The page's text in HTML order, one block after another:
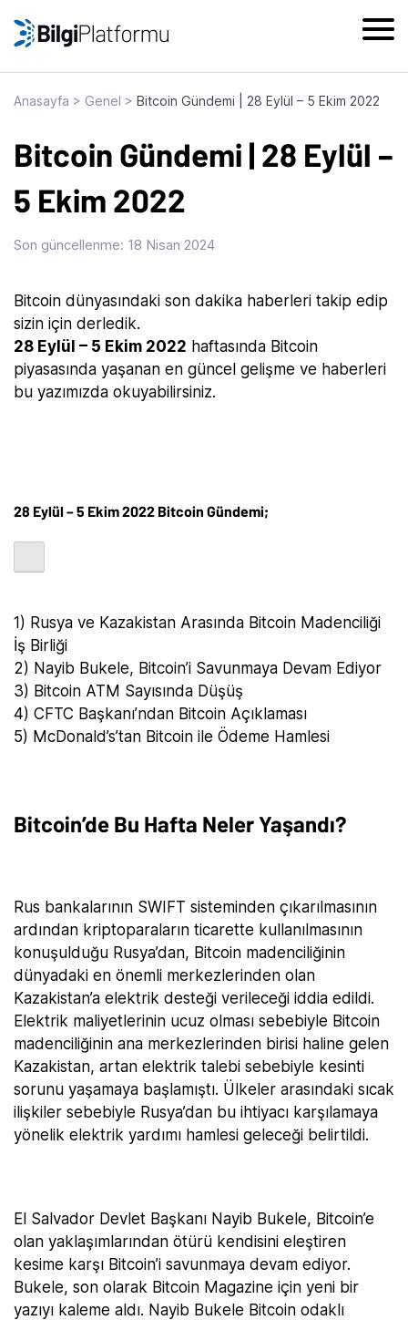
Anasayfa > Genel > Bitcoin Gündemi | 28 Eylül – 5 Ekim 2022
Bitcoin Gündemi | 28 Eylül –
5 Ekim 2022
Son güncellenme: 18 Nisan 2024
Bitcoin dünyasındaki son dakika haberleri takip edip
sizin için derledik.
28 Eylül – 5 Ekim 2022 haftasında Bitcoin
piyasasında yaşanan en güncel gelişme ve haberleri
bu yazımızda okuyabilirsiniz.
28 Eylül – 5 Ekim 2022 Bitcoin Gündemi;
1) Rusya ve Kazakistan Arasında Bitcoin Madenciliği
İş Birliği
2) Nayib Bukele, Bitcoin’i Savunmaya Devam Ediyor
3) Bitcoin ATM Sayısında Düşüş
4) CFTC Başkanı’ndan Bitcoin Açıklaması
5) McDonald’s’tan Bitcoin ile Ödeme Hamlesi
Bitcoin’de Bu Hafta Neler Yaşandı?
Rus bankalarının SWIFT sisteminden çıkarılmasının
ardından kriptoparaların ticarette kullanılmasının
konuşulduğu Rusya’dan, Bitcoin madenciliğinin
dünyadaki en önemli merkezlerinden olan
Kazakistan’a elektrik desteği verileceği iddia edildi.
Elektrik maliyetlerinin ucuz olması sebebiyle Bitcoin
madenciliğinin ana merkezlerinden birisi haline gelen
Kazakistan, artan elektrik talebi sebebiyle kesinti
sorunu yaşamaya başlamıştı. Ülkeler arasındaki sıcak
ilişkiler sebebiyle Rusya’dan bu ihtiyacı karşılamaya
yönelik elektrik yardımı hamlesi geleceği belirtildi.
El Salvador Devlet Başkanı Nayib Bukele, Bitcoin’e
olan yaklaşımlarından ötürü kendisini eleştiren
kesime karşı Bitcoin’i savunmaya devam ediyor.
Bukele, son olarak Bitcoin Magazine için yeni bir
yazıyı kaleme aldı. Nayib Bukele Bitcoin odaklı